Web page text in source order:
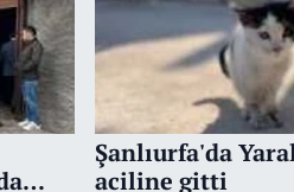
Şanlıurfa'da
aciline gitti